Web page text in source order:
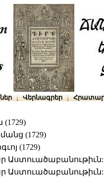
Վերնագրեր
(1729)
(1729)
Աստուածաբանութիւն:
Աստուածաբանութիւն: